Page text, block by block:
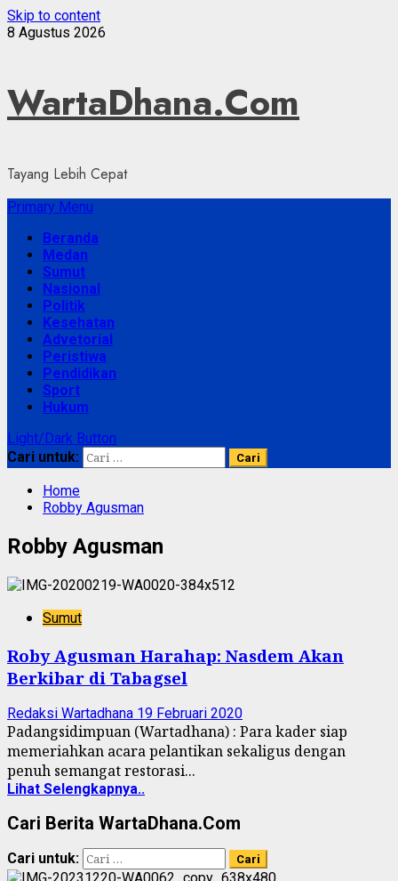
Skip to content
8 Agustus 2026
WartaDhana.Com
Tayang Lebih Cepat
Primary Menu
Beranda
Medan
Sumut
Nasional
Politik
Kesehatan
Advetorial
Peristiwa
Pendidikan
Sport
Hukum
Light/Dark Button
Cari untuk:
Home
Robby Agusman
Robby Agusman
Sumut
Roby Agusman Harahap: Nasdem Akan
Berkibar di Tabagsel
Redaksi Wartadhana 19 Februari 2020
Padangsidimpuan (Wartadhana) : Para kader siap
memeriahkan acara pelantikan sekaligus dengan
penuh semangat restorasi...
Lihat Selengkapnya..
Cari Berita WartaDhana.Com
Cari untuk: